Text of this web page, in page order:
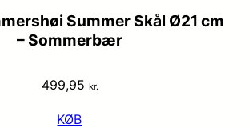
Summer Skål Ø21 cm
– Sommerbær
499,95 kr.
KØB